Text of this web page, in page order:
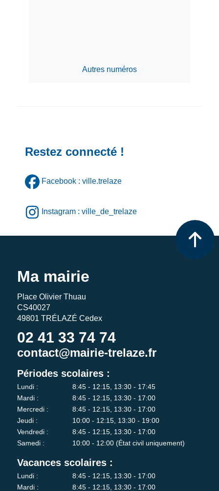
Autres numéros
Restez connecté !
Facebook : ville.trelaze
Instagram : ville_de_trelaze
Ma mairie
Place Olivier Thuau
CS40027
49801 TRÉLAZÉ Cedex
02 41 33 74 74
contact@mairie-trelaze.fr
Périodes scolaires :
Lundi :
8:45 - 12:15, 13:30 - 17:45
Mardi :
8:45 - 12:15, 13:30 - 17:00
Mercredi :
8:45 - 12:15, 13:30 - 17:00
Jeudi :
10:00 - 12:15, 13:30 - 19:00
Vendredi :
8:45 - 12:15, 13:30 - 17:00
Samedi :
10:00 - 12:00 (État civil uniquement)
Vacances scolaires :
Lundi :
8:45 - 12:15, 13:30 - 17:00
Mardi :
8:45 - 12:15, 13:30 - 17:00